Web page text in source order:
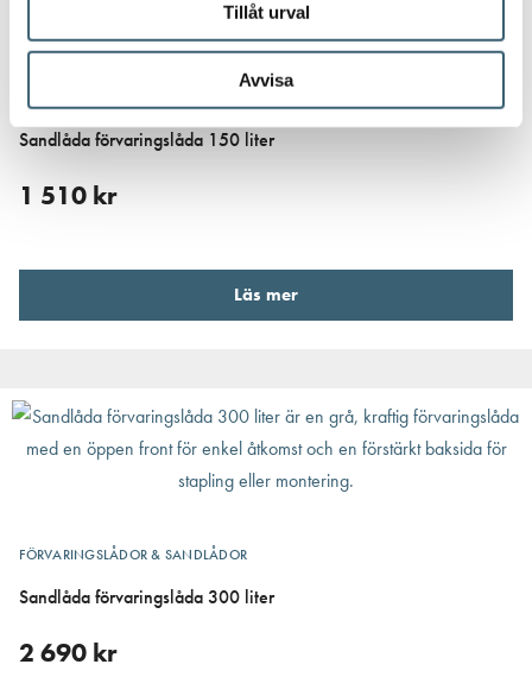
Tillåt urval
Avvisa
Sandlåda förvaringslåda 150 liter
1 510 kr
Läs mer
FÖRVARINGSLÅDOR & SANDLÅDOR
Sandlåda förvaringslåda 300 liter
2 690 kr